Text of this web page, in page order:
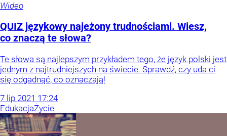
Wideo
QUIZ językowy najeżony trudnościami. Wiesz,
co znaczą te słowa?
Te słowa są najlepszym przykładem tego, że język polski jest
jednym z najtrudniejszych na świecie. Sprawdź, czy uda ci
się odgadnąć, co oznaczają!
7 lip 2021 17:24
EdukacjaŻycie